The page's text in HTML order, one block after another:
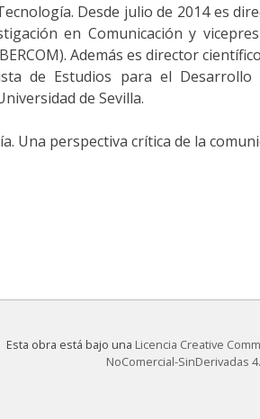
Desde julio de 2014 es
en Comunicación y
Además es director
de Estudios para el Desarrollo
de Sevilla.
Una perspectiva crítica de la
Esta obra está bajo una Licencia Creative
NoComercial-SinDerivadas